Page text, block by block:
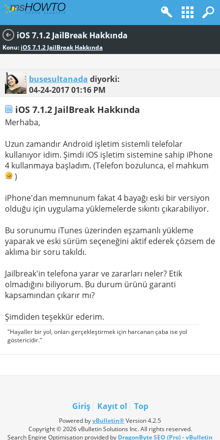
iOS 7.1.2 JailBreak Hakkında
Konu: iOS 7.1.2 JailBreak Hakkında
busesultanada diyorki:
04-24-201701:16 PM
iOS 7.1.2 JailBreak Hakkında
Merhaba,
Uzun zamandır Android işletim sistemli telefolar
kullanıyor idim. Şimdi iOS işletim sistemine sahip iPhone
4 kullanmaya başladım. (Telefon bozulunca, el mahkum
)
iPhone'dan memnunum fakat 4 bayağı eski bir versiyon
olduğu için uygulama yüklemelerde sıkıntı çıkarabiliyor.
Bu sorunumu iTunes üzerinden eşzamanlı yükleme
yaparak ve eski sürüm seçeneğini aktif ederek çözsem de
aklıma bir soru takıldı.
Jailbreak'in telefona yarar ve zararları neler? Etik
olmadığını biliyorum. Bu durum ürünü garanti
kapsamından çıkarır mı?
Şimdiden teşekkür ederim.
"Hayaller bir yol, onları gerçekleştirmek için harcanan çaba ise yol
göstericidir."
Giriş Kayıt ol Top
Powered byvBulletin®Version 4.2.5
Copyright © 2026 vBulletin Solutions Inc. All rights reserved.
Search Engine Optimisation provided by DragonByte SEO (Pro)-vBulletin